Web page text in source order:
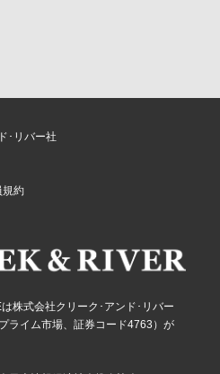
･リバー社
規約
株式会社クリーク･アンド･リバー
ライム市場、証券コード4763）が